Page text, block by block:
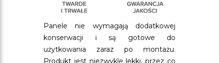
Panele nie wymagają dodatkowej
konserwacji i są gotowe do
użytkowania zaraz po montażu.
Produkt jest niezwykle lekki, przez co